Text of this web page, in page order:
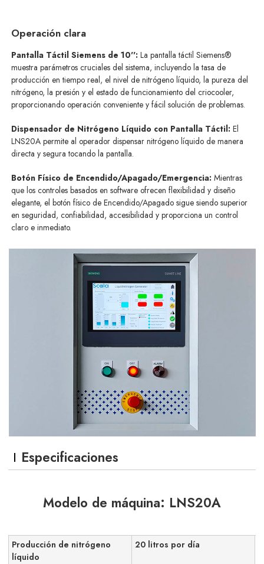
Operación clara
Pantalla Táctil Siemens de 10'':La pantalla táctil Siemens®
muestra parámetros cruciales del sistema, incluyendo la tasa de
producción en tiempo real, el nivel de nitrógeno líquido, la pureza del
nitrógeno, la presión y el estado de funcionamiento del criocooler,
proporcionando operación conveniente y fácil solución de problemas.
Dispensador de Nitrógeno Líquido con Pantalla Táctil:El
LNS20A permite al operador dispensar nitrógeno líquido de manera
directa y segura tocando la pantalla.
Botón Físico de Encendido/Apagado/Emergencia:Mientras
que los controles basados en software ofrecen flexibilidad y diseño
elegante, el botón físico de Encendido/Apagado sigue siendo superior
en seguridad, confiabilidad, accesibilidad y proporciona un control
claro e inmediato.
Especificaciones
Modelo de máquina: LNS20A
Producción de nitrógeno
líquido
20 litros por día